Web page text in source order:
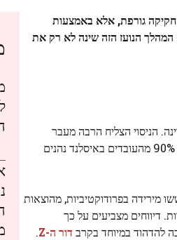
שהטמיעה את שבוע העבודה של 4 ימים, לא באמצעות חקיקה גורפת, אלא באמצעות
הנועז הזה שינה לא רק את
עובדים, כ-1% מהאוכלוסייה העובדת במדינה. הניסוי הצליח הרבה מעבר
לציפיות, כש-86% מהמשתתפים הביעו תמיכה בתוכנית. בזכות הצלחתו, התוכנית הפכה לרשמית ב-2019. כיום, כמעט 90% מהעובדים באיסלנד נהנים
מירידה בפרודוקטיביות, מהוצאות
דיווחים מצביעים על כך
להדהוד במיוחד בקרב דור ה-Z .